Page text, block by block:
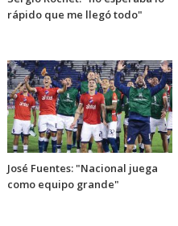
rápido que me llegó todo"
José Fuentes: "Nacional juega
como equipo grande"